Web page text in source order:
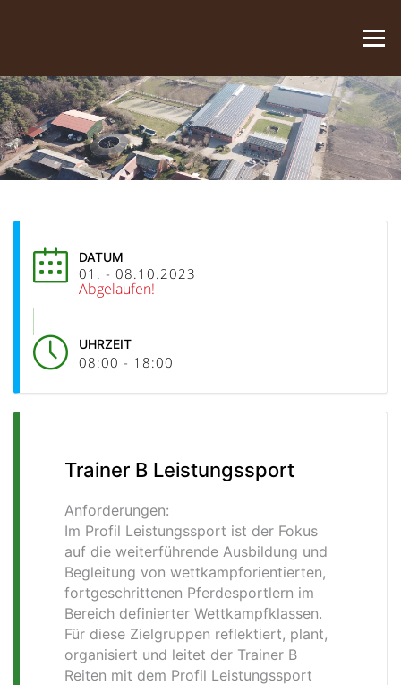
Menü
DATUM
01. - 08.10.2023
Abgelaufen!
UHRZEIT
08:00 - 18:00
Trainer B Leistungssport
Anforderungen:
Im Profil Leistungssport ist der Fokus
auf die weiterführende Ausbildung und
Begleitung von wettkampforientierten,
fortgeschrittenen Pferdesportlern im
Bereich definierter Wettkampfklassen.
Für diese Zielgruppen reflektiert, plant,
organisiert und leitet der Trainer B
Reiten mit dem Profil Leistungssport